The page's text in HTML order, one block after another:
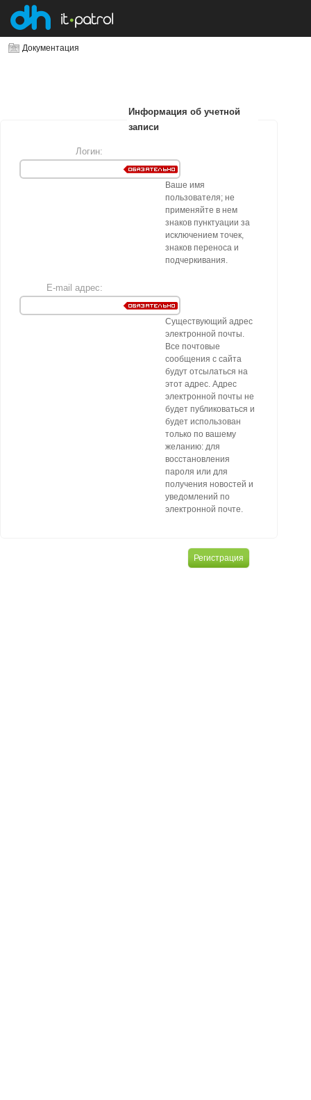
Документация
Информация об учетной
записи
Логин:
Ваше имя
пользователя; не
применяйте в нем
знаков пунктуации за
исключением точек,
знаков переноса и
подчеркивания.
E-mail адрес:
Существующий адрес
электронной почты.
Все почтовые
сообщения с сайта
будут отсылаться на
этот адрес. Адрес
электронной почты не
будет публиковаться и
будет использован
только по вашему
желанию: для
восстановления
пароля или для
получения новостей и
уведомлений по
электронной почте.